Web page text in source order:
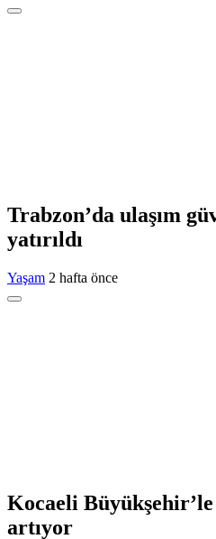
Trabzon’da ulaşım
yatırıldı
Yaşam 2 hafta önce
Kocaeli
artıyor